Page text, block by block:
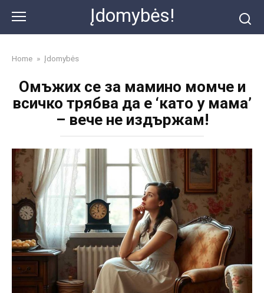
content
Įdomybės!
Home » Įdomybės
Омъжих се за мамино момче и
всичко трябва да е ‘като у мама’
– вече не издържам!